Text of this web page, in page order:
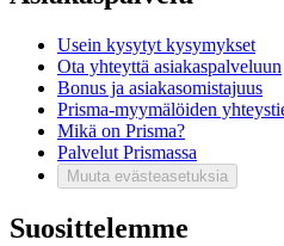
Usein kysytyt kysymykset
Ota yhteyttä asiakaspalveluun
Bonus ja asiakasomistajuus
Prisma-myymälöiden
Mikä on Prisma?
Palvelut Prismassa
Muuta evästeasetuksia
Suosittelemme